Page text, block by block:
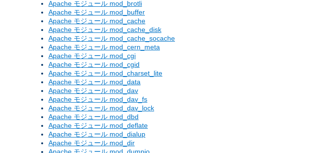
Apache モジュール mod_brotli
Apache モジュール mod_buffer
Apache モジュール mod_cache
Apache モジュール mod_cache_disk
Apache モジュール mod_cache_socache
Apache モジュール mod_cern_meta
Apache モジュール mod_cgi
Apache モジュール mod_cgid
Apache モジュール mod_charset_lite
Apache モジュール mod_data
Apache モジュール mod_dav
Apache モジュール mod_dav_fs
Apache モジュール mod_dav_lock
Apache モジュール mod_dbd
Apache モジュール mod_deflate
Apache モジュール mod_dialup
Apache モジュール mod_dir